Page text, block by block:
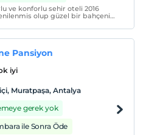
ve konforlu sehir oteli 2016
olup güzel bir bahçenin
uygun olmak üzere toplam 30
Pansiyon
iyi
Muratpaşa, Antalya
gerek yok
ile Sonra Öde